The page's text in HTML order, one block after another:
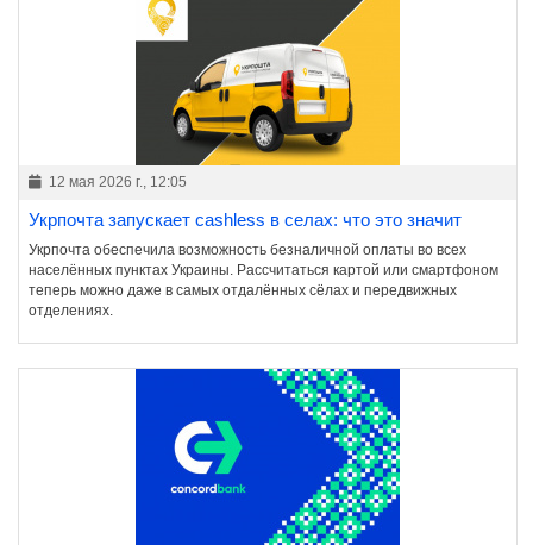
12 мая 2026 г., 12:05
Укрпочта запускает cashless в селах: что это значит
Укрпочта обеспечила возможность безналичной оплаты во всех
населённых пунктах Украины. Рассчитаться картой или смартфоном
теперь можно даже в самых отдалённых сёлах и передвижных
отделениях.